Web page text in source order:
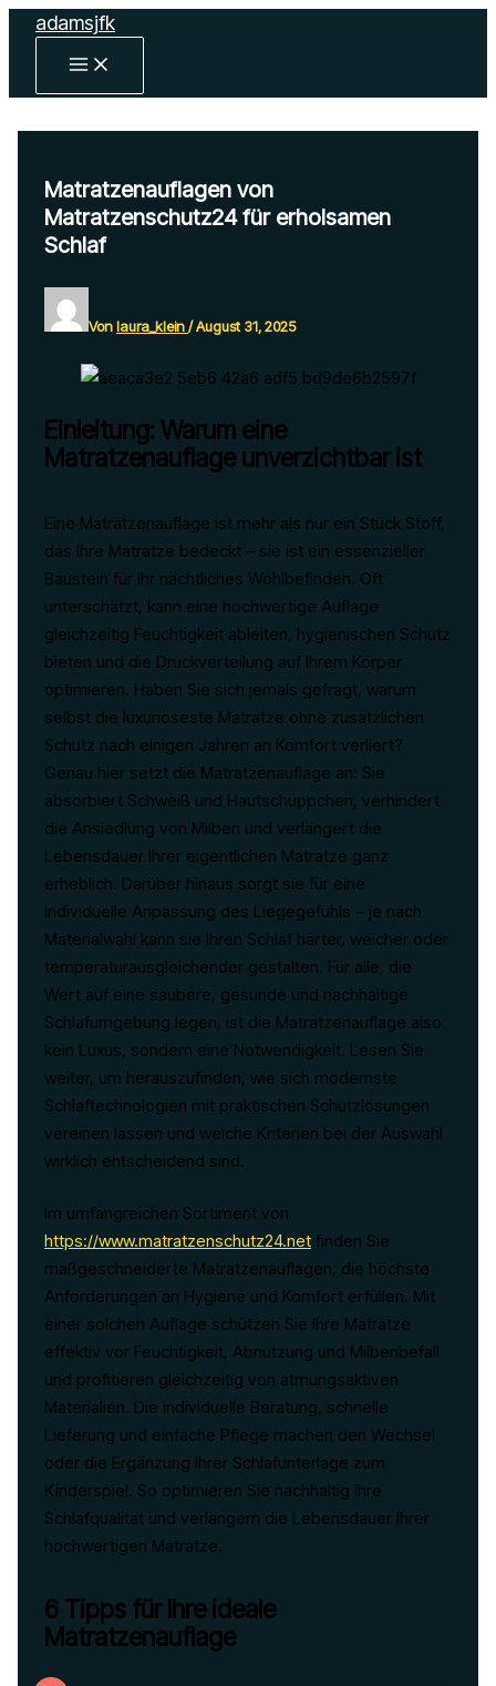
Zum
springen
adamsjfk
MAIN
MENU
Matratzenauflagen von
Matratzenschutz24 für erholsamen
Schlaf
Vonlaura_klein/August 31, 2025
Einleitung: Warum eine
Matratzenauflage unverzichtbar ist
Eine Matratzenauflage ist mehr als nur ein Stück Stoff,
das Ihre Matratze bedeckt – sie ist ein essenzieller
Baustein für Ihr nächtliches Wohlbefinden. Oft
unterschätzt, kann eine hochwertige Auflage
gleichzeitig Feuchtigkeit ableiten, hygienischen Schutz
bieten und die Druckverteilung auf Ihrem Körper
optimieren. Haben Sie sich jemals gefragt, warum
selbst die luxuriöseste Matratze ohne zusätzlichen
Schutz nach einigen Jahren an Komfort verliert?
Genau hier setzt die Matratzenauflage an: Sie
absorbiert Schweiß und Hautschüppchen, verhindert
die Ansiedlung von Milben und verlängert die
Lebensdauer Ihrer eigentlichen Matratze ganz
erheblich. Darüber hinaus sorgt sie für eine
individuelle Anpassung des Liegegefühls – je nach
Materialwahl kann sie Ihren Schlaf härter, weicher oder
temperaturausgleichender gestalten. Für alle, die
Wert auf eine saubere, gesunde und nachhaltige
Schlafumgebung legen, ist die Matratzenauflage also
kein Luxus, sondern eine Notwendigkeit. Lesen Sie
weiter, um herauszufinden, wie sich modernste
Schlaftechnologien mit praktischen Schutzlösungen
vereinen lassen und welche Kriterien bei der Auswahl
wirklich entscheidend sind.
Im umfangreichen Sortiment von
https://www.matratzenschutz24.net finden Sie
maßgeschneiderte Matratzenauflagen, die höchste
Anforderungen an Hygiene und Komfort erfüllen. Mit
einer solchen Auflage schützen Sie Ihre Matratze
effektiv vor Feuchtigkeit, Abnutzung und Milbenbefall
und profitieren gleichzeitig von atmungsaktiven
Materialien. Die individuelle Beratung, schnelle
Lieferung und einfache Pflege machen den Wechsel
oder die Ergänzung Ihrer Schlafunterlage zum
Kinderspiel. So optimieren Sie nachhaltig Ihre
Schlafqualität und verlängern die Lebensdauer Ihrer
hochwertigen Matratze.
6 Tipps für Ihre ideale
Matratzenauflage